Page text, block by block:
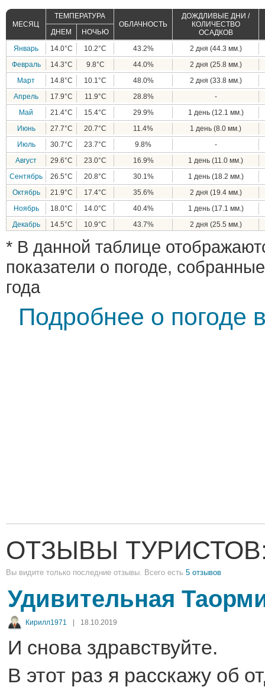
МЕСЯЦ
ТЕМПЕРАТУРА
ОБЛАЧНОСТЬ
ДОЖДЛИВЫЕ ДНИ /
КОЛИЧЕСТВО
ОСАДКОВ
ДНЕМ
НОЧЬЮ
Январь
14.0°C 10.2°C 43.2%
2 дня (44.3 мм.)
Февраль
14.3°C 9.8°C 44.0%
2 дня (25.8 мм.)
Март
14.8°C 10.1°C 48.0%
2 дня (33.8 мм.)
Апрель
17.9°C 11.9°C 28.8%
-
Май
21.4°C 15.4°C 29.9%
1 день (12.1 мм.)
Июнь
27.7°C 20.7°C 11.4%
1 день (8.0 мм.)
Июль
30.7°C 23.7°C 9.8%
-
Август
29.6°C 23.0°C 16.9%
1 день (11.0 мм.)
Сентябрь
26.5°C 20.8°C 30.1%
1 день (18.2 мм.)
Октябрь
21.9°C 17.4°C 35.6%
2 дня (19.4 мм.)
Ноябрь
18.0°C 14.0°C 40.4%
1 день (17.1 мм.)
Декабрь
14.5°C 10.9°C 43.7% 2 дня (25.5 мм.)
* В данной таблице
показатели о погоде,
года
Подробнее о погоде
ОТЗЫВЫ
Вы видите только последние отзывы. Всего есть 5 отзывов
Удивительная
Кирилл1971 | 18.10.2019
И снова здравствуйте.
В этот раз я расскажу об